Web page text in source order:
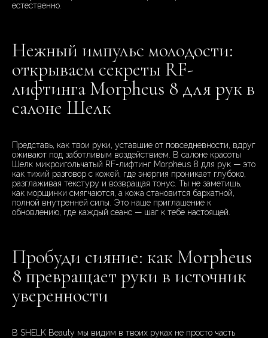
естественно.
Нежный импульс молодости:
открываем секреты RF-
лифтинга Morpheus 8 для рук в
салоне Шелк
Представь, как твои руки, уставшие от повседневности, вдруг
оживают под заботливым воздействием. В салоне красоты
Шелк микроигольчатый RF-лифтинг Morpheus 8 для рук — это
как тихий разговор с кожей, где энергия проникает глубоко,
разглаживая текстуру и возвращая тонус. Ты не заметишь,
как морщинки смягчаются, а кожа становится бархатной,
полной внутренней силы. Это наше приглашение к
обновлению, где каждый сеанс — шаг к тебе настоящей.
Пробуди сияние: как Morpheus
8 превращает руки в источник
уверенности
В SHELK Beauty мы видим в твоих руках не просто часть